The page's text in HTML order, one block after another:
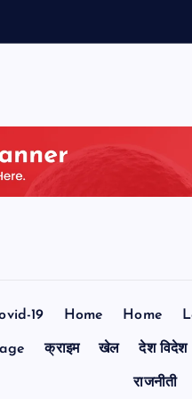
19 Home Home
क्राइम खेल देश विदेश
राजनीती